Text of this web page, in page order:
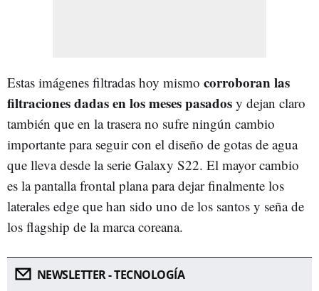
Estas imágenes filtradas hoy mismo corroboran las
filtraciones dadas en los meses pasados y dejan claro
también que en la trasera no sufre ningún cambio
importante para seguir con el diseño de gotas de agua
que lleva desde la serie Galaxy S22. El mayor cambio
es la pantalla frontal plana para dejar finalmente los
laterales edge que han sido uno de los santos y seña de
los flagship de la marca coreana.
NEWSLETTER - TECNOLOGÍA